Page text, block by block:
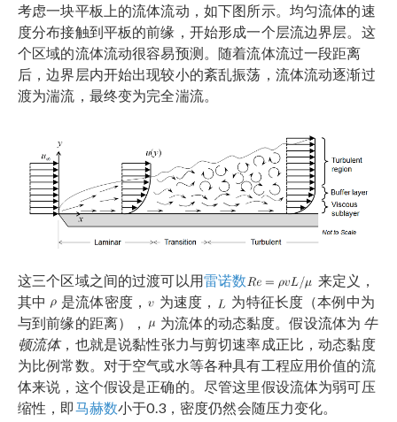
考虑一块平板上的流体流动，如下图所示。均匀流体的速
度分布接触到平板的前缘，开始形成一个层流边界层。这
个区域的流体流动很容易预测。随着流体流过一段距离
后，边界层内开始出现较小的紊乱振荡，流体流动逐渐过
渡为湍流，最终变为完全湍流。
这三个区域之间的过渡可以用雷诺数
来定义，
其中
是流体密度， 为速度，
为特征长度（本例中为
与到前缘的距离），
为流体的动态黏度。假设流体为 牛
顿流体，也就是说黏性张力与剪切速率成正比，动态黏度
为比例常数。对于空气或水等各种具有工程应用价值的流
体来说，这个假设是正确的。尽管这里假设流体为弱可压
缩性，即马赫数小于0.3，密度仍然会随压力变化。